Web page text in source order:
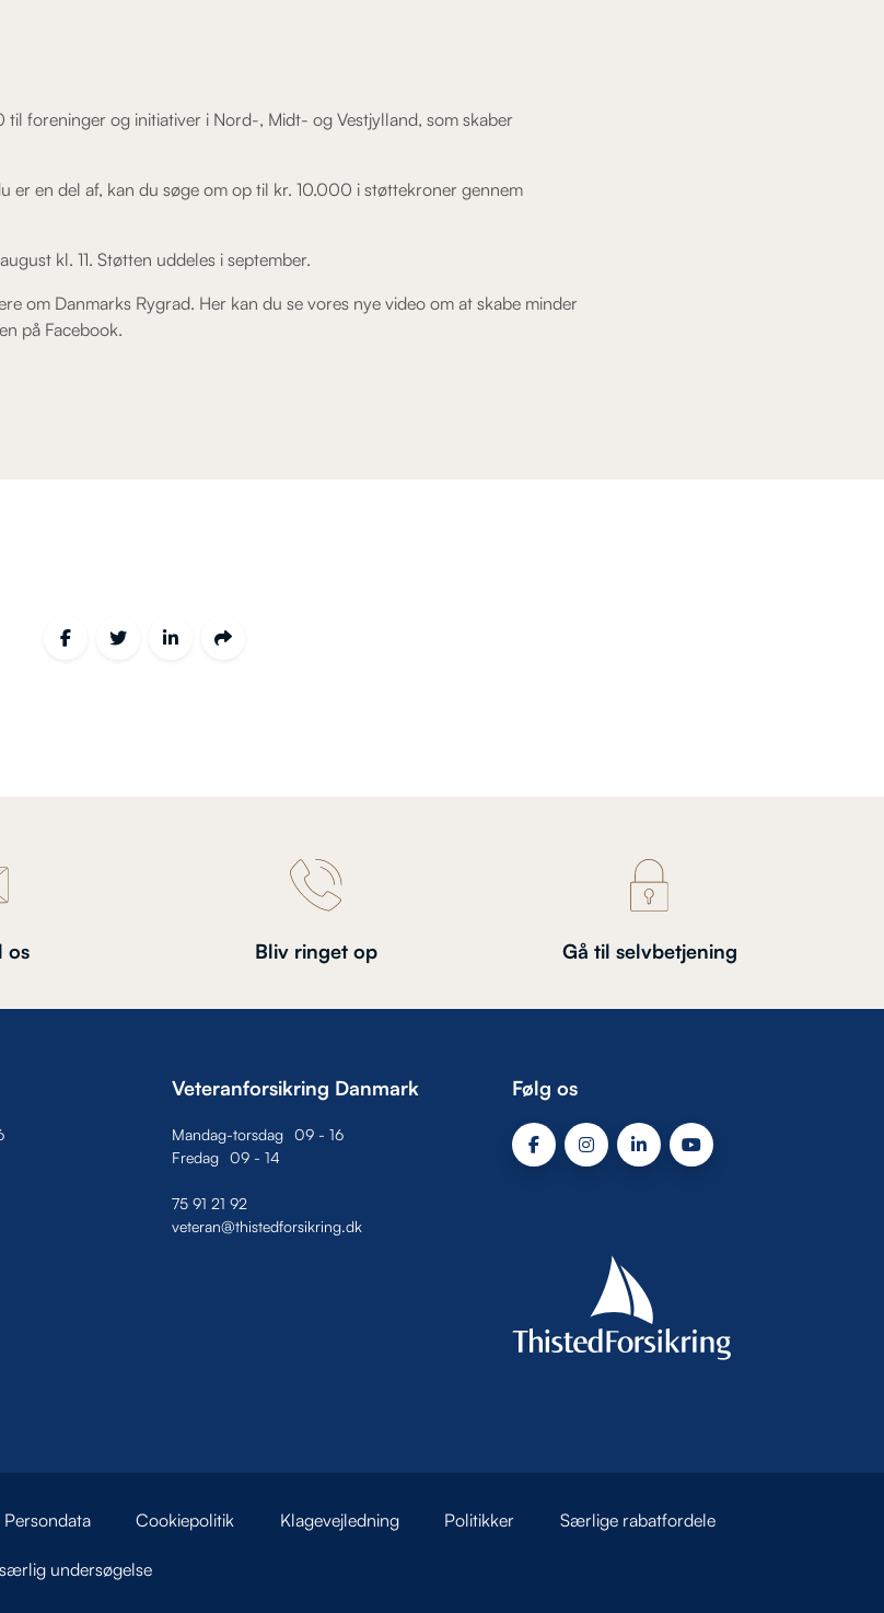
foreninger og initiativer i Nord-, Midt- og Vestjylland, som skaber
er en del af, kan du søge om op til kr. 10.000 i støttekroner gennem
kl. 11. Støtten uddeles i september.
om Danmarks Rygrad. Her kan du se vores nye video om at skabe minder
på Facebook.
os Bliv ringet op Gå til selvbetjening
Veteranforsikring Danmark
Mandag-torsdag 09 -16
Fredag
09 -14
75 91 21 92
veteran@thistedforsikring.dk
Følg os
Persondata Cookiepolitik Klagevejledning Politikker Særlige rabatfordele
undersøgelse